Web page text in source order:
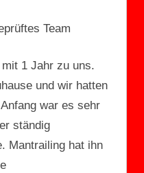
Team
mit 1 Jahr zu uns.
und wir hatten
war es sehr
ständig
Mantrailing hat ihn